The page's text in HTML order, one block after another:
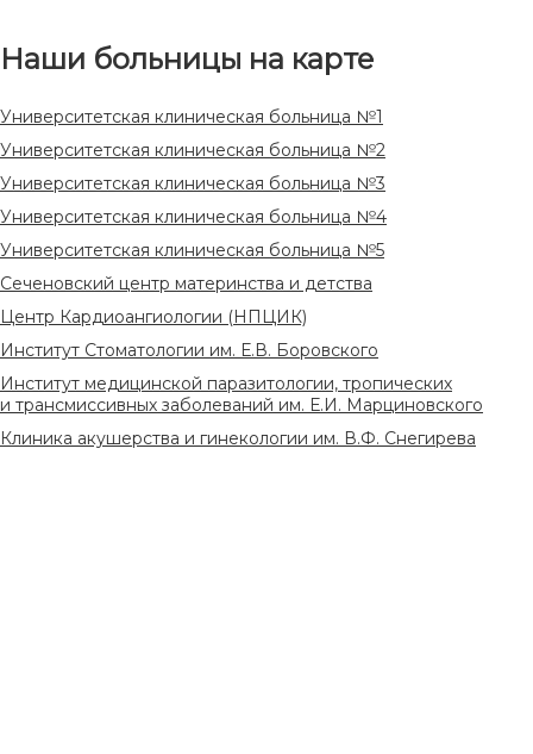
Наши больницы на карте
Университетская клиническая больница №1
Университетская клиническая больница №2
Университетская клиническая больница №3
Университетская клиническая больница №4
Университетская клиническая больница №5
Сеченовский центр материнства и детства
Центр Кардиоангиологии (НПЦИК)
Институт Стоматологии им. Е.В. Боровского
Институт медицинской паразитологии, тропических
и трансмиссивных заболеваний им. Е.И. Марциновского
Клиника акушерства и гинекологии им. В.Ф. Снегирева